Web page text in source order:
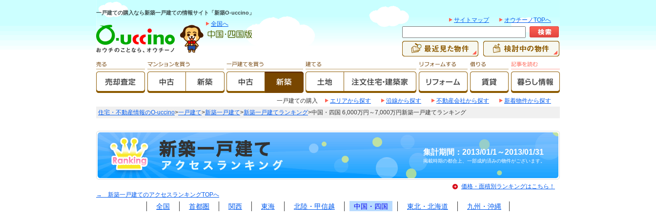
一戸建ての購入なら新築一戸建ての情報サイト「新築O-uccino」
全国へ
サイトマップ オウチーノTOPへ
一戸建ての購入 エリアから探す 沿線から探す 不動産会社から探す
新着物件から探す
住宅・不動産情報のO-uccino>一戸建て>新築一戸建て>新築一戸建てランキング>中国・四国 6,000万円～7,000万円新築一戸建てランキング
集計期間：2013/01/1～2013/01/31
掲載時期の都合上、一部成約済みの物件がございます。
価格・面積別ランキングはこちら！
→ 新築一戸建てのアクセスランキングTOPへ
全国 首都圏 関西 東海 北陸・甲信越 中国・四国 東北・北海道 九州・沖縄